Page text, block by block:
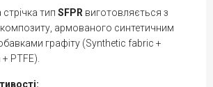
тип SFPR виготовляється з
композиту, армованого синтетичним
графіту (Synthetic fabric +
PTFE).